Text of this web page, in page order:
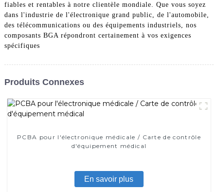
fiables et rentables à notre clientèle mondiale. Que vous soyez
dans l'industrie de l'électronique grand public, de l'automobile,
des télécommunications ou des équipements industriels, nos
composants BGA répondront certainement à vos exigences
spécifiques
Produits Connexes
PCBA pour l'électronique médicale / Carte de contrôle
d'équipement médical
En savoir plus